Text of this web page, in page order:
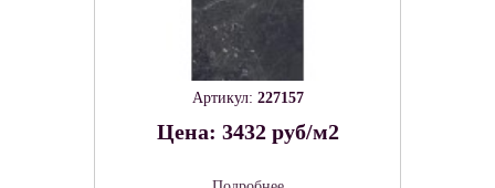
Артикул: 227157
Цена: 3432 руб/м2